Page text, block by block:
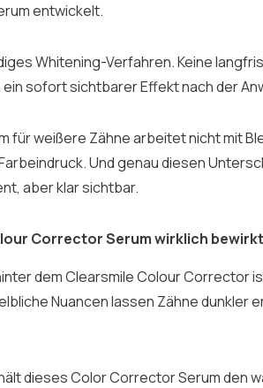
entwickelt.
Whitening-Verfahren. Keine
sofort sichtbarer Effekt nach der
für weißere Zähne arbeitet nicht mit
Und genau diesen
aber klar sichtbar.
Corrector Serum wirklich bewirkt
dem Clearsmile Colour Corrector
Nuancen lassen Zähne dunkler
dieses Color Corrector Serum den